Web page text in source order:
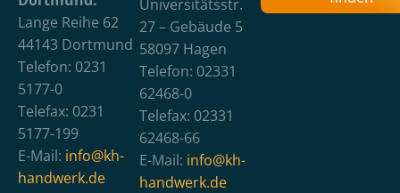
Lange Reihe 62
44143 Dortmund
Telefon: 0231
5177-0
Telefax: 0231
5177-199
E-Mail: info@kh-
handwerk.de
Universitätsstr.
27 – Gebäude 5
58097 Hagen
Telefon: 02331
62468-0
Telefax: 02331
62468-66
E-Mail: info@kh-
handwerk.de